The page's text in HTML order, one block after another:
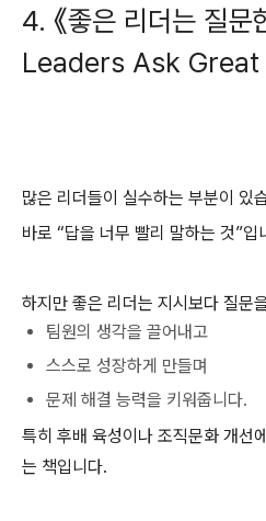
4. 《좋은 리더는 질문
Leaders Ask
많은 리더들이 실수하는 부분이 있
바로 “답을 너무 빨리 말하는 것”입
하지만 좋은 리더는 지시보다 질문
팀원의 생각을 끌어내고
스스로 성장하게 만들며
문제 해결 능력을 키워줍니다.
특히 후배 육성이나 조직문화 개선
는 책입니다.